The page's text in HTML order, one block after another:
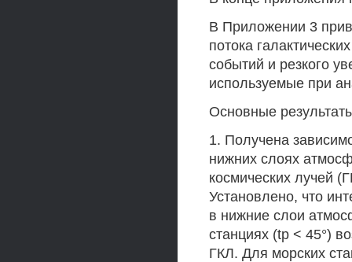
В Приложении 3
потока
событий и резкого
используемые при
Основные
1. Получена
нижних слоях
космических лучей
Установлено, что
в нижние слои
станциях (tp < 45°)
ГКЛ. Для морских